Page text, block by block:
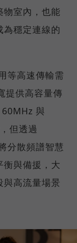
物室內，也能
穩定連線的
等高速傳輸需
提供高容量傳
與
但透過
分散頻譜智慧
衡與備援，大
高流量場景